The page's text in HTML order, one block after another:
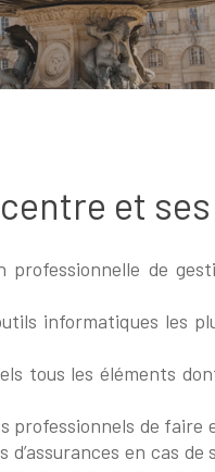
et
de
informatiques les
tous les éléments
professionnels de
en cas